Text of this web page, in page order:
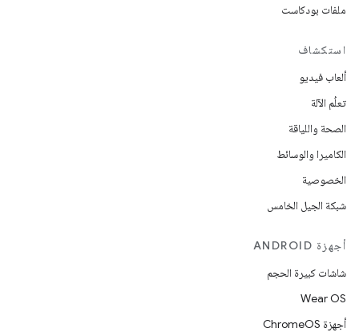
ملفات بودكاست
استكشاف
ألعاب فيديو
تعلُم الآلة
الصحة واللياقة
الكاميرا والوسائط
الخصوصية
شبكة الجيل الخامس
أجهزة ANDROID
شاشات كبيرة الحجم
Wear OS
أجهزة ChromeOS